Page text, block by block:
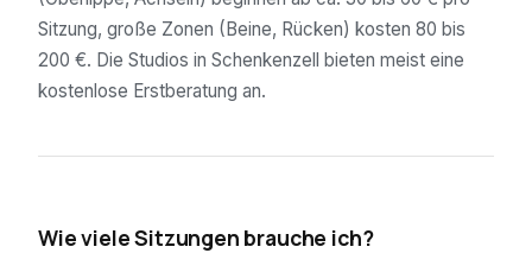
Sitzung, große Zonen (Beine, Rücken) kosten 80 bis
200 €. Die Studios in Schenkenzell bieten meist eine
kostenlose Erstberatung an.
Wie viele Sitzungen brauche ich?